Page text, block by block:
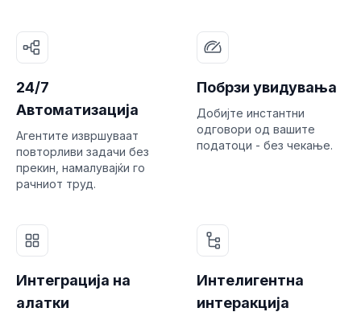
24/7
Автоматизација
Агентите извршуваат
повторливи задачи без
прекин, намалувајќи го
рачниот труд.
Побрзи увидувања
Добијте инстантни
одговори од вашите
податоци - без чекање.
Интеграција на
алатки
Интелигентна
интеракција